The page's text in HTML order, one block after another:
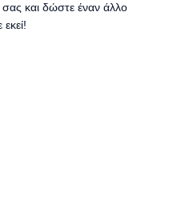
και δώστε έναν άλλο